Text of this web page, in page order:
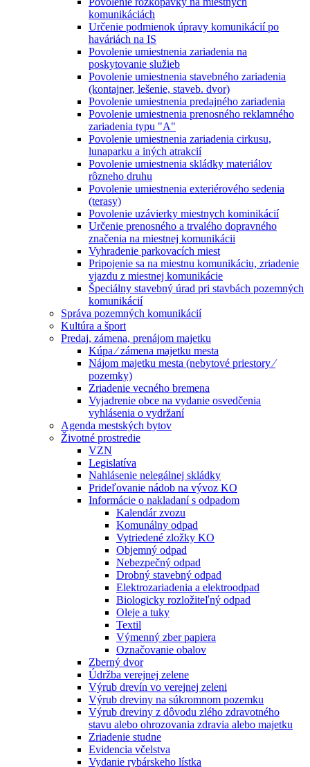
komunikáciách
Určenie podmienok úpravy komunikácií po
haváriách na IS
Povolenie umiestnenia zariadenia na
poskytovanie služieb
Povolenie umiestnenia stavebného zariadenia
(kontajner, lešenie, staveb. dvor)
Povolenie umiestnenia predajného zariadenia
Povolenie umiestnenia prenosného reklamného
zariadenia typu "A"
Povolenie umiestnenia zariadenia cirkusu,
lunaparku a iných atrakcií
Povolenie umiestnenia skládky materiálov
rôzneho druhu
Povolenie umiestnenia exteriérového sedenia
(terasy)
Povolenie uzávierky miestnych kominikácií
Určenie prenosného a trvalého dopravného
značenia na miestnej komunikácii
Vyhradenie parkovacích miest
Pripojenie sa na miestnu komunikáciu, zriadenie
vjazdu z miestnej komunikácie
Špeciálny stavebný úrad pri stavbách pozemných
komunikácií
Správa pozemných komunikácií
Kultúra a šport
Predaj, zámena, prenájom majetku
Kúpa ⁄ zámena majetku mesta
Nájom majetku mesta (nebytové priestory ⁄
pozemky)
Zriadenie vecného bremena
Vyjadrenie obce na vydanie osvedčenia
vyhlásenia o vydržaní
Agenda mestských bytov
Životné prostredie
VZN
Legislatíva
Nahlásenie nelegálnej skládky
Prideľovanie nádob na vývoz KO
Informácie o nakladaní s odpadom
Kalendár zvozu
Komunálny odpad
Vytriedené zložky KO
Objemný odpad
Nebezpečný odpad
Drobný stavebný odpad
Elektrozariadenia a elektroodpad
Biologicky rozložiteľný odpad
Oleje a tuky
Textil
Výmenný zber papiera
Označovanie obalov
Zberný dvor
Údržba verejnej zelene
Výrub drevín vo verejnej zeleni
Výrub dreviny na súkromnom pozemku
Výrub dreviny z dôvodu zlého zdravotného
stavu alebo ohrozovania zdravia alebo majetku
Zriadenie studne
Evidencia včelstva
Vydanie rybárskeho lístka